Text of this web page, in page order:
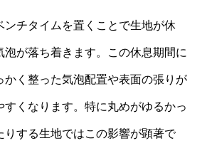
ンチタイムを置くことで生地が休
泡が落ち着きます。この休息期間に
かく整った気泡配置や表面の張りが
すくなります。特に丸めがゆるかっ
りする生地ではこの影響が顕著で